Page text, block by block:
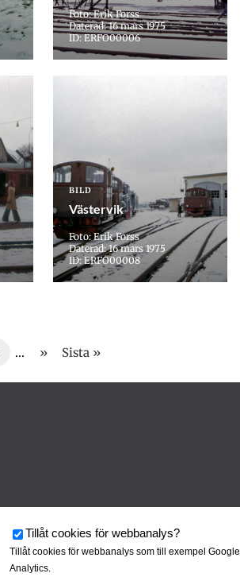
Foto: Erik Forss
Daterad: 16 mars 1975
ID: ERFO00006
BILD
Västervik
Foto: Erik Forss
Daterad: 16 mars 1975
ID: ERFO00008
... » Sista »
Tillåt cookies för webbanalys?
Tillåt cookies för webbanalys som till exempel Google
Analytics.